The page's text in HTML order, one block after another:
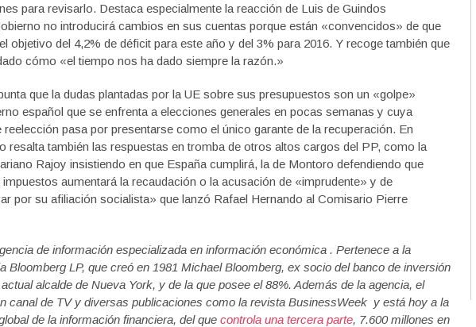
para revisarlo. Destaca especialmente la reacción de Luis de Guindos
no introducirá cambios en sus cuentas porque están «convencidos» de que
objetivo del 4,2% de déficit para este año y del 3% para 2016. Y recoge también que
cómo «el tiempo nos ha dado siempre la razón.»
que la dudas plantadas por la UE sobre sus presupuestos son un «golpe»
español que se enfrenta a elecciones generales en pocas semanas y cuya
reelección pasa por presentarse como el único garante de la recuperación. En
resalta también las respuestas en tromba de otros altos cargos del PP, como la
Rajoy insistiendo en que España cumplirá, la de Montoro defendiendo que
aumentará la recaudación o la acusación de «imprudente» y de
por su afiliación socialista» que lanzó Rafael Hernando al Comisario Pierre
de información especializada en información económica . Pertenece a la
Bloomberg LP, que creó en 1981 Michael Bloomberg, ex socio del banco de inversión
alcalde de Nueva York, y de la que posee el 88%. Además de la agencia, el
canal de TV y diversas publicaciones como la revista BusinessWeek y está hoy a la
de la información financiera, del que controla una tercera parte, 7.600 millones en